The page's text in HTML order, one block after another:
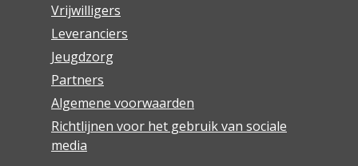
Vrijwilligers
Leveranciers
Jeugdzorg
Partners
Algemene voorwaarden
Richtlijnen voor het gebruik van sociale
media